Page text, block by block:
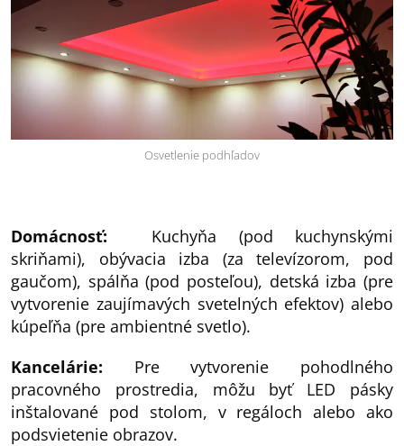
Osvetlenie podhľadov
Domácnosť:
Kuchyňa (pod kuchynskými
skriňami), obývacia izba (za televízorom, pod
gaučom), spálňa (pod posteľou), detská izba (pre
vytvorenie zaujímavých svetelných efektov) alebo
kúpeľňa (pre ambientné svetlo).
Kancelárie: Pre vytvorenie pohodlného
pracovného prostredia, môžu byť LED pásky
inštalované pod stolom, v regáloch alebo ako
podsvietenie obrazov.